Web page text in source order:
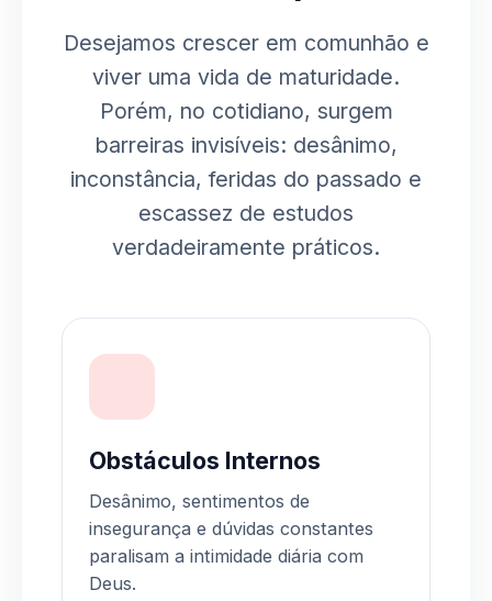
Desejamos crescer em comunhão e
viver uma vida de maturidade.
Porém, no cotidiano, surgem
barreiras invisíveis: desânimo,
inconstância, feridas do passado e
escassez de estudos
verdadeiramente práticos.
Obstáculos Internos
Desânimo, sentimentos de
insegurança e dúvidas constantes
paralisam a intimidade diária com
Deus.